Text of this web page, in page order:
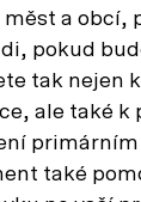
a obcí,
pokud
tak nejen
ale také k
také